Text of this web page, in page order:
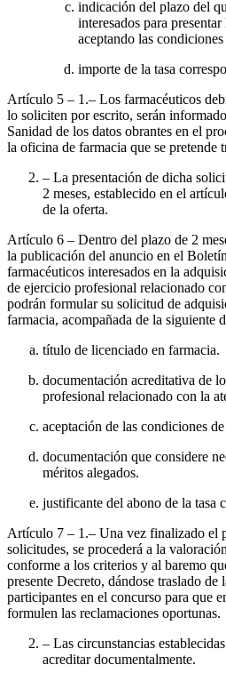
indicación del plazo del
interesados para
aceptando las
importe de la tasa
Artículo 5 – 1.– Los farmacéuticos
lo soliciten por escrito, serán
Sanidad de los datos obrantes en el
la oficina de farmacia que se pretende
– La presentación de dicha
2 meses, establecido en el
de la oferta.
Artículo 6 – Dentro del plazo de 2
la publicación del anuncio en el
farmacéuticos interesados en la
de ejercicio profesional relacionado
podrán formular su solicitud de
farmacia, acompañada de la siguiente
título de licenciado en farmacia.
documentación acreditativa de
profesional relacionado con la
aceptación de las condiciones
documentación que considere
méritos alegados.
justificante del abono de la tasa
Artículo 7 – 1.– Una vez finalizado el
solicitudes, se procederá a la
conforme a los criterios y al baremo
presente Decreto, dándose traslado de
participantes en el concurso para que
formulen las reclamaciones oportunas.
– Las circunstancias
acreditar documentalmente.